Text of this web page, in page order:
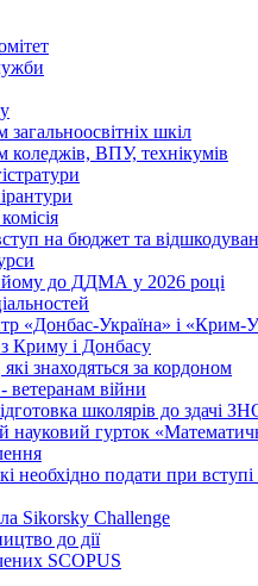
шкіл
коледжів, ВПУ, технікумів
на бюджет та
до ДДМА у 2026 році
«Донбас-Україна» і «Крим-
Криму і Донбасу
знаходяться за кордоном
ветеранам війни
школярів до здачі
науковий гурток
необхідно подати при
Sikorsky Challenge
до дії
SCOPUS